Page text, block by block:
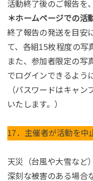
活動終了後のご報告を
＊ホームページでの活
終了報告の発送を目安
て、各組15枚程度の写
また、参加者限定の写
でログインできるよう
（パスワードはキャ
いたします。）
17．主催者が活動を中
天災（台風や大雪など
深刻な被害のある場合